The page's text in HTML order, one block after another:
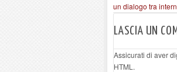
un dialogo tra
LASCIA UN
Assicurati di aver
HTML.